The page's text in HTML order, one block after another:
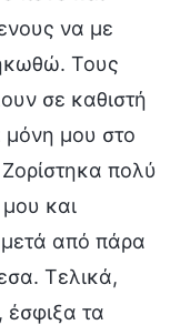
να με
Τους
σε καθιστή
μόνη μου στο
πολύ
και
από πάρα
Τελικά,
τα